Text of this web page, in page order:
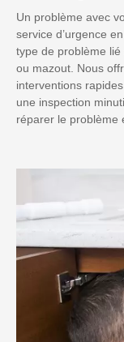
Un problème avec
service d’urgence
type de problème
ou mazout. Nous
interventions
une inspection
réparer le problème